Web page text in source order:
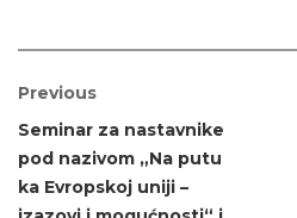
Previous
Seminar za nastavnike
pod nazivom „Na putu
ka Evropskoj uniji –